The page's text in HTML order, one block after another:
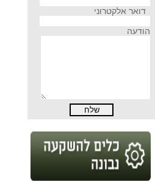
דואר אלקטרוני
הודעה